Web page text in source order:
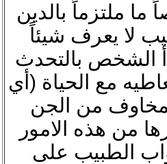
ملتزماً بالدين
لا يعرف شيئاً
الشخص بالتحدث
مع الحياة (أي
من الجن
من هذه الامور
الطبيب على